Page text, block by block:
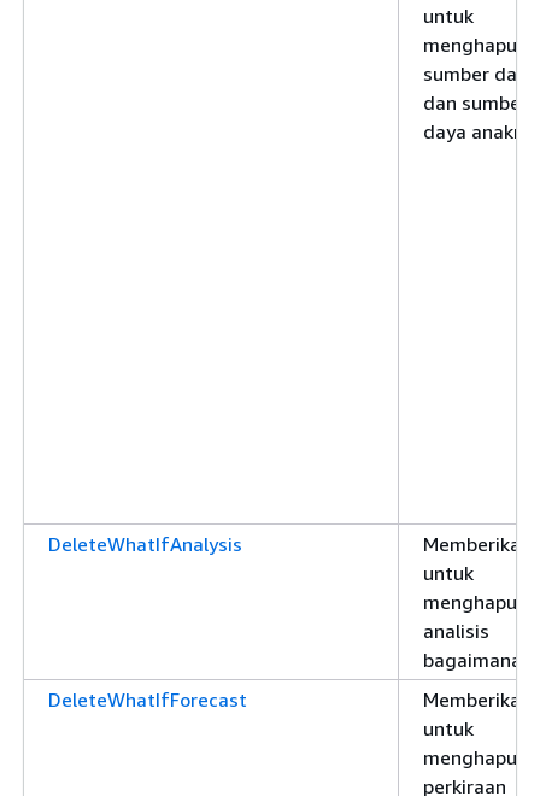
untuk
menghapus
sumber daya
dan sumber
daya
DeleteWhatIfAnalysis
Memberikan
untuk
menghapus
analisis
bagaimana-
DeleteWhatIfForecast
Memberikan
untuk
menghapus
perkiraan